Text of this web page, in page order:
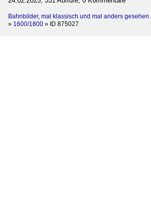
Bahnbilder, mal klassisch und mal anders gesehen.
» 1600/1800 » ID 875027